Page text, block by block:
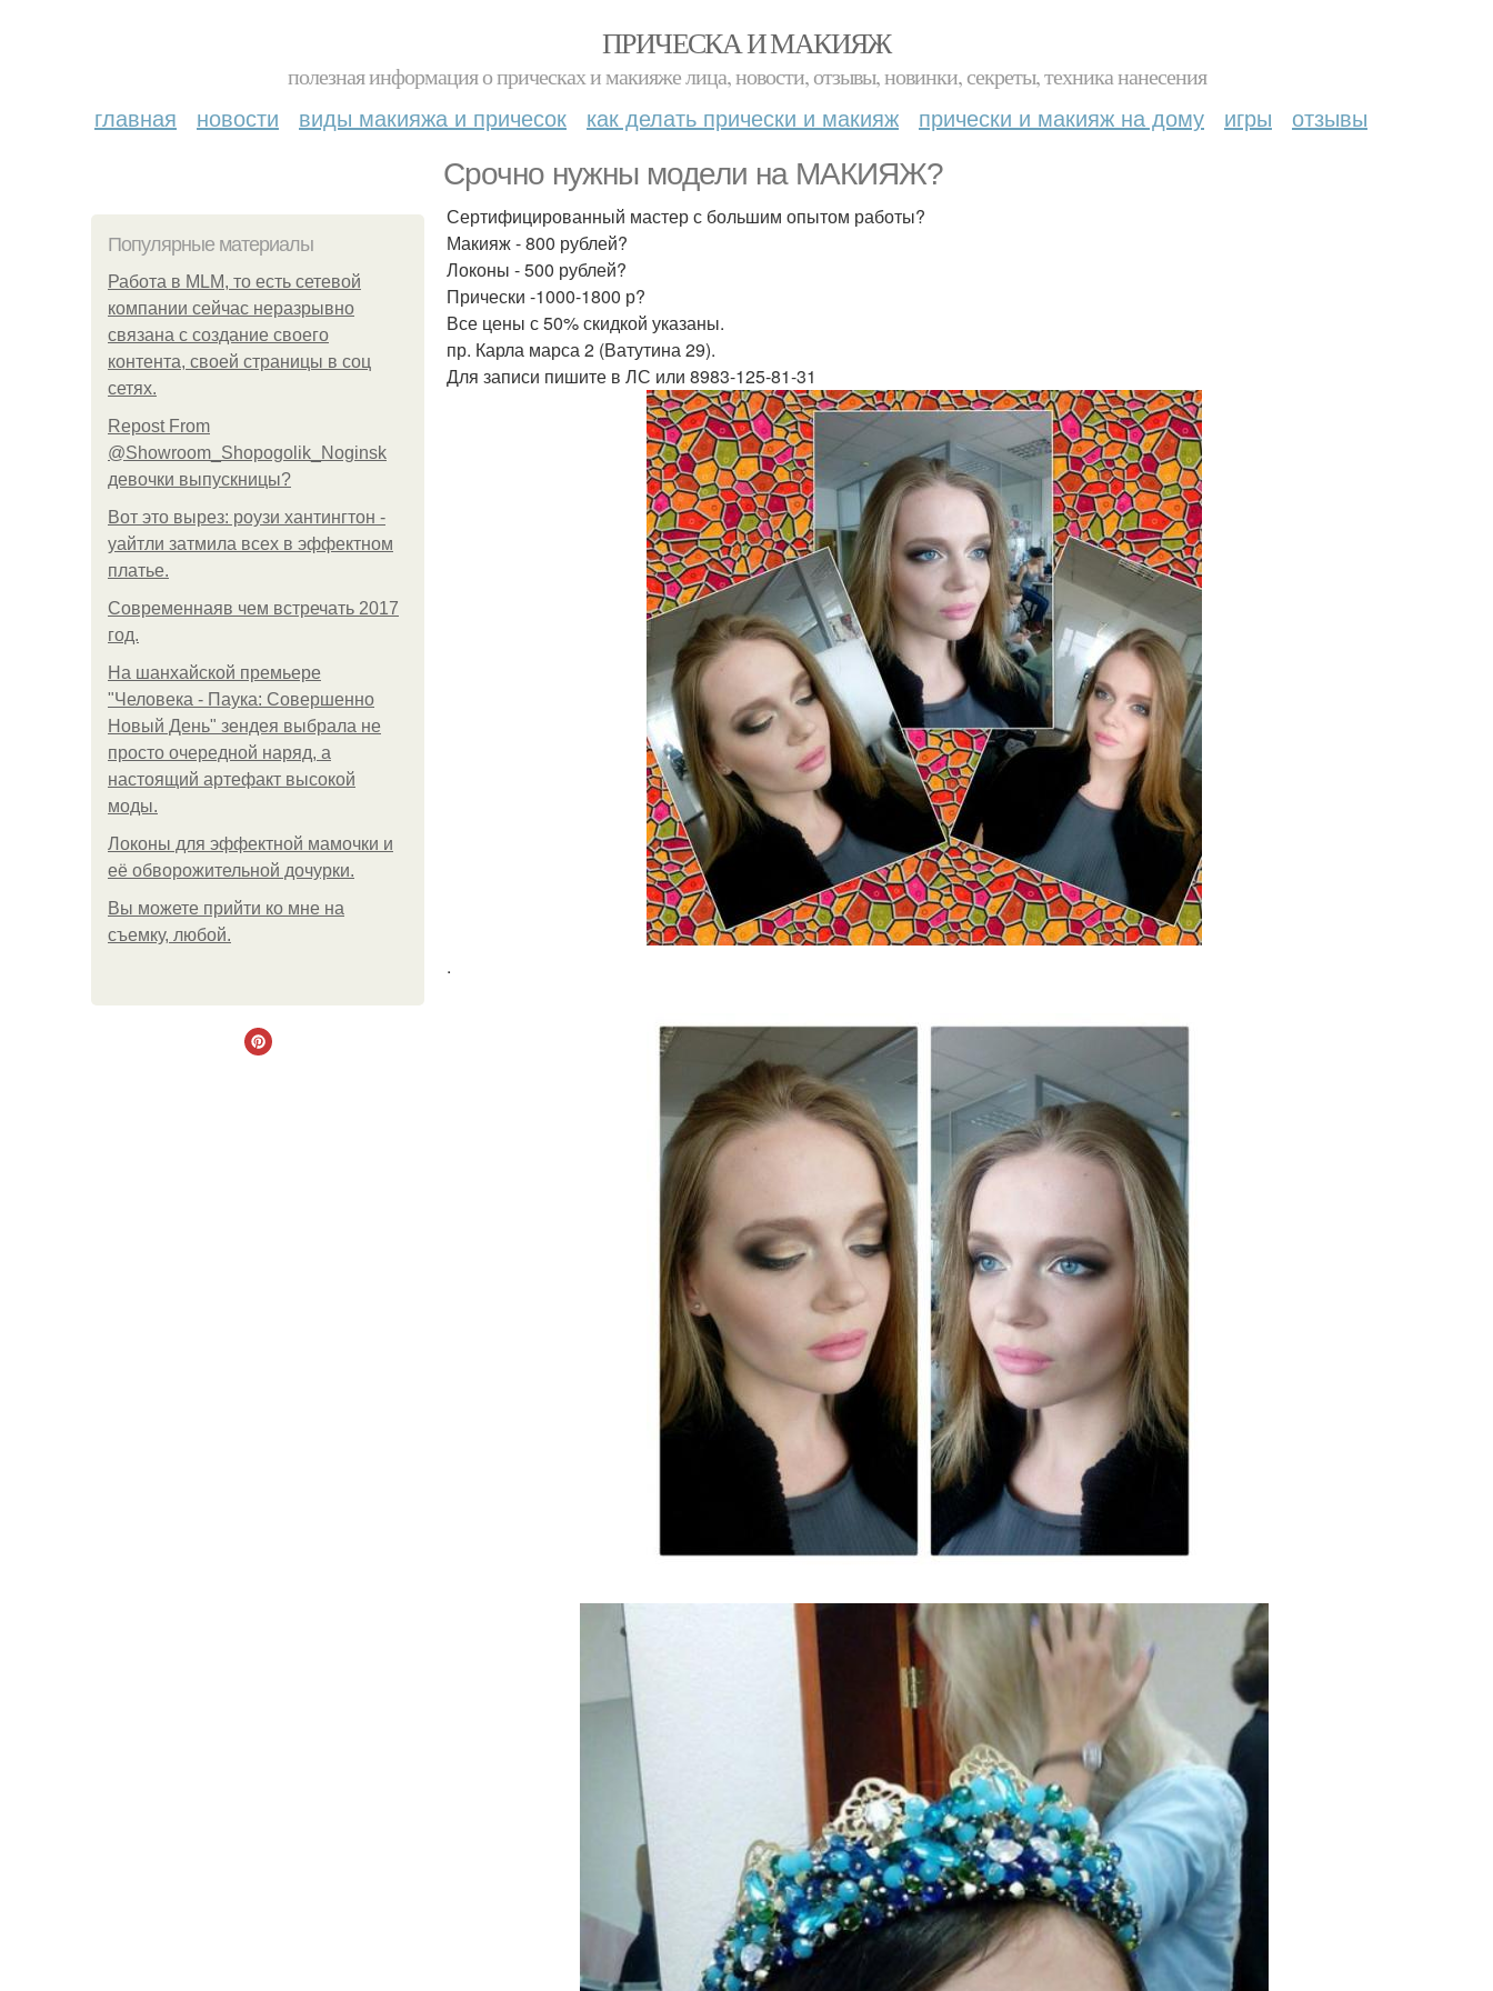
ПРИЧЕСКА И МАКИЯЖ
полезная информация о прическах и макияже лица, новости, отзывы, новинки, секреты, техника нанесения
главная новости виды макияжа и причесок как делать прически и макияж прически и макияж на дому игры отзывы
Срочно нужны модели на МАКИЯЖ?
Популярные материалы
Работа в MLM, то есть сетевой
компании сейчас неразрывно
связана с создание своего
контента, своей страницы в соц
сетях.
Repost From
@Showroom_Shopogolik_Noginsk
девочки выпускницы?
Вот это вырез: роузи хантингтон -
уайтли затмила всех в эффектном
платьe.
Современнаяв чем встречать 2017
год.
На шанхайской премьере
"Человека - Паука: Совершенно
Новый День" зендея выбрала не
просто очередной наряд, а
настоящий артефакт высокой
моды.
Локоны для эффектной мамочки и
её обворожительной дочурки.
Вы можете прийти ко мне на
съемку, любой.
Сертифицированный мастер с большим опытом работы?
Макияж - 800 рублей?
Локоны - 500 рублей?
Прически -1000-1800 р?
Все цены с 50% скидкой указаны.
пр. Карла марса 2 (Ватутина 29).
Для записи пишите в ЛС или 8983-125-81-31
.